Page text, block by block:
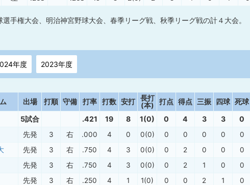
手権大会、明治神宮野球大会、春季リーグ戦、秋季リーグ戦の計４大会。
年度 2023年度
出場 打順 守備 打率 打数 安打
長打
(本)
打点 得点 三振 四球 死球
5試合 .421 19 8 1(0) 0 4 3 3 0
先発 3 右 .000 4 0 0(0) 0 0 0 0 0
先発 3 右 .750 4 3 0(0) 0 2 0 0 0
先発 3 右 .750 4 3 0(0) 0 2 1 0 0
先発 3 右 .250 4 1 1(0) 0 0 2 1 0